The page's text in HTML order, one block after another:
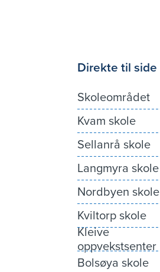
Direkte til side
Skoleområdet
Kvam skole
Sellanrå skole
Langmyra skole
Nordbyen skole
Kviltorp skole
Kleive
oppvekstsenter
Bolsøya skole